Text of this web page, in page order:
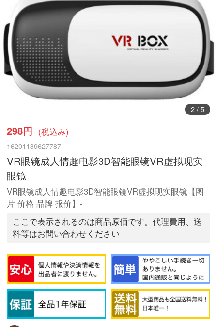
2/ 5
298円 (税込み)
16201139627787
VR眼镜成人情趣电影3D智能眼镜VR虚拟现实
眼镜
VR眼镜成人情趣电影3D智能眼镜VR虚拟现实眼镜【图
片 价格 品牌 报价】-
ここで表示されるのは商品原価です。代理費用、送
料等はお問い合わせください